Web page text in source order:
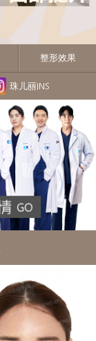
整形效果
珠儿丽INS